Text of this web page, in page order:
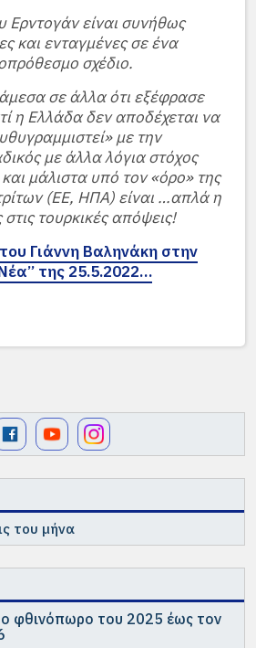
του μήνα
φθινόπωρο του 2025 έως τον
Ερντογάν είναι συνήθως
και ενταγμένες σε ένα
σχέδιο.
σε άλλα ότι εξέφρασε
η Ελλάδα δεν αποδέχεται να
με την
με άλλα λόγια στόχος
μάλιστα υπό τον «όρο» της
(ΕΕ, ΗΠΑ) είναι …απλά η
τουρκικές απόψεις!
Γιάννη Βαληνάκη στην
της 25.5.2022…